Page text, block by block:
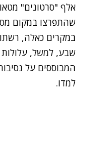
אלף "סרטונים"
שהתפרצו במקום
במקרים כאלה,
המבוססים על
למדו.